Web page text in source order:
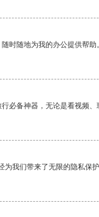
时随地为我的办公提供帮
必备神器，无论是看视频
我们带来了无限的隐私保护